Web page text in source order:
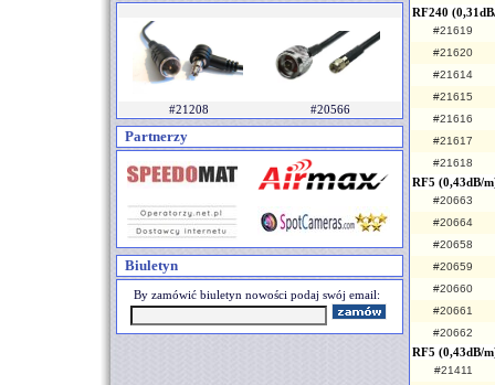
#21208 #20566
Partnerzy
Biuletyn
By zamówić biuletyn nowości podaj swój email:
RF240
#21619
#21620
#21614
#21615
#21616
#21617
#21618
RF5 (0,43dB/
#20663
#20664
#20658
#20659
#20660
#20661
#20662
RF5 (0,43dB/
#21411